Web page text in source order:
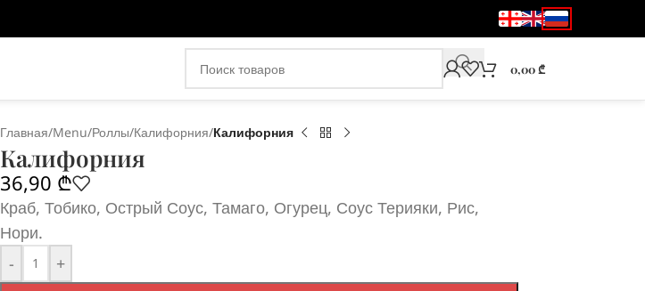
0,00₾
Главная/Menu/Роллы/Калифорния/Калифорния
Калифорния
36,90 ₾
Краб, Тобико, Острый Соус, Тамаго, Огурец, Соус Терияки, Рис,
Нори.
-
+